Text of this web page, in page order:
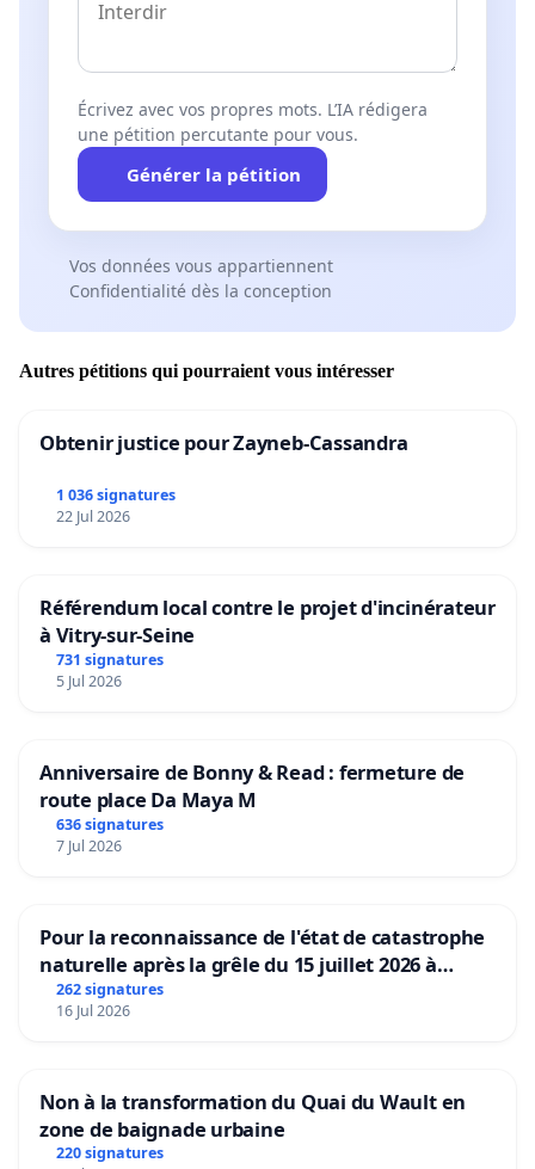
Écrivez avec vos propres mots. L’IA rédigera
une pétition percutante pour vous.
Générer la pétition
Vos données vous appartiennent
Confidentialité dès la conception
Autres pétitions qui pourraient vous intéresser
Obtenir justice pour Zayneb-Cassandra
1 036 signatures
22 Jul 2026
Référendum local contre le projet d'incinérateur
à Vitry-sur-Seine
731 signatures
5 Jul 2026
Anniversaire de Bonny & Read : fermeture de
route place Da Maya M
636 signatures
7 Jul 2026
Pour la reconnaissance de l'état de catastrophe
naturelle après la grêle du 15 juillet 2026 à
Aubenas et ses alentours
262 signatures
16 Jul 2026
Non à la transformation du Quai du Wault en
zone de baignade urbaine
220 signatures